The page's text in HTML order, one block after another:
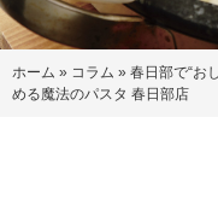
ホーム » コラム » 春日部で“お
める魔法のパスタ 春日部店